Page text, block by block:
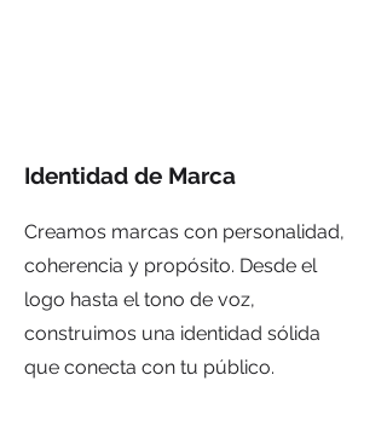
Identidad de Marca
Creamos marcas con personalidad,
coherencia y propósito. Desde el
logo hasta el tono de voz,
construimos una identidad sólida
que conecta con tu público.